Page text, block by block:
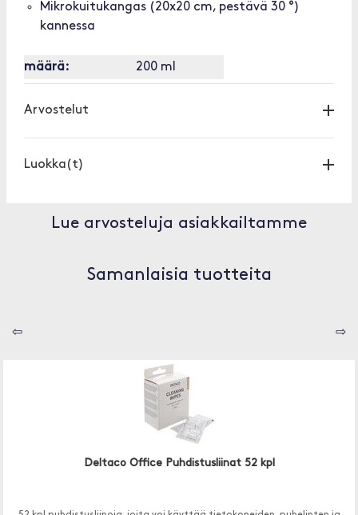
Mikrokuitukangas (20x20 cm, pestävä 30 °)
kannessa
määrä: 200 ml
Arvostelut
Luokka(t)
Lue arvosteluja asiakkailtamme
Samanlaisia tuotteita
⇦ ⇨
Deltaco Office Puhdistusliinat 52 kpl